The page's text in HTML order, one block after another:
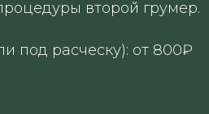
второй грумер.
под расческу): от 800₽